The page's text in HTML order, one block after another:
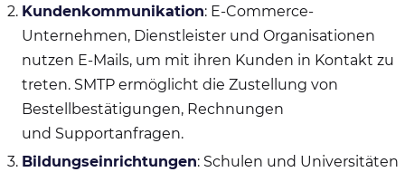
Kundenkommunikation: E-Commerce-
Unternehmen, Dienstleister und Organisationen
nutzen E-Mails, um mit ihren Kunden in Kontakt zu
treten. SMTP ermöglicht die Zustellung von
Bestellbestätigungen, Rechnungen
und Supportanfragen.
Bildungseinrichtungen: Schulen und Universitäten